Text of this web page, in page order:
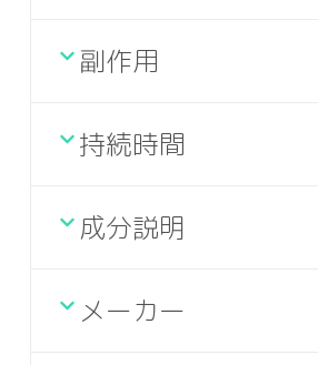
副作用
持続時間
成分説明
メーカー